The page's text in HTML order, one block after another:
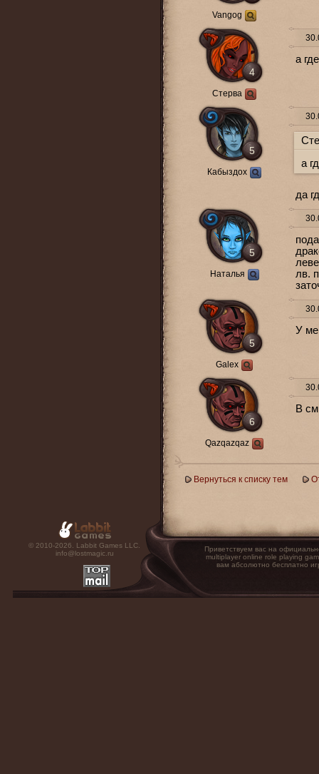
Vangog
4
Стерва
а
5
Кабыздох
а
да
5
Наталья
лв.
5
Galex
У
6
Qazqazqaz
В
Вернуться к списку тем
© 2010-2026. Labbit Games LLC.
info@lostmagic.ru
Приветствуем вас на
multiplayer online role playing
вам абсолютно бесплатно